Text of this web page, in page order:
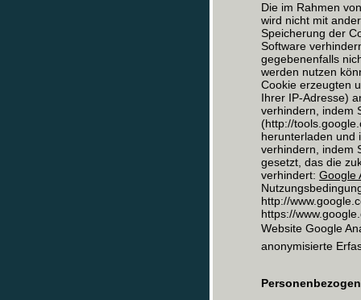
Die im Rahmen
wird nicht mit
Speicherung der
Software
gegebenenfalls
werden nutzen
Cookie erzeugten
Ihrer IP-Adresse)
verhindern, indem
(http://
herunterladen und
verhindern, indem
gesetzt, das die
verhindert: Google
http://
https://
Website Google
anonymisierte